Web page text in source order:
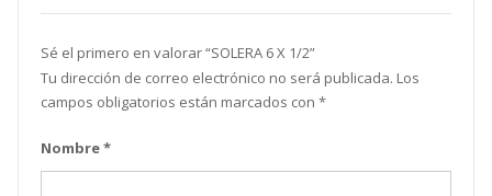
Sé el primero en valorar “SOLERA 6 X 1/2”
Tu dirección de correo electrónico no será publicada. Los
campos obligatorios están marcados con *
Nombre*